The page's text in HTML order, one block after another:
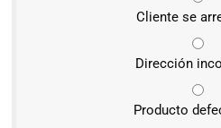
Cliente se
Dirección
Producto